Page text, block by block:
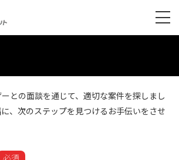
との面談を通じて、適切な案件を探しまし
、次のステップを見つけるお手伝いをさせ
必須